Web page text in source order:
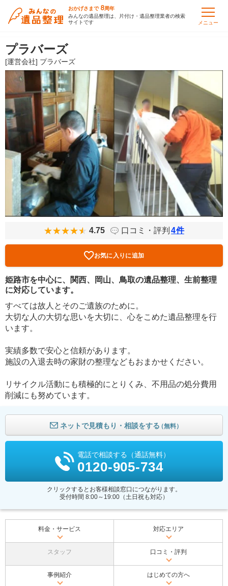
おかげさまで 8周年
みんなの遺品整理は、片付け・遺品整理業者の検索
サイトです
メニュー
プラバーズ
[運営会社] プラバーズ
4.75 口コミ・評判 4件
お気に入りに追加
姫路市を中心に、関西、岡山、鳥取の遺品整理、生前整理
に対応しています。
すべては故人とそのご遺族のために。
大切な人の大切な思いを大切に、心をこめた遺品整理を行
います。
実績多数で安心と信頼があります。
施設の入退去時の家財の整理などもおまかせください。
リサイクル活動にも積極的にとりくみ、不用品の処分費用
削減にも努めています。
ネットで見積もり・相談をする（無料）
電話で相談する（通話無料）
0120-905-734
クリックするとお客様相談窓口につながります。
受付時間 8:00～19:00（土日祝も対応）
料金・サービス 対応エリア
スタッフ 口コミ・評判
事例紹介 はじめての方へ